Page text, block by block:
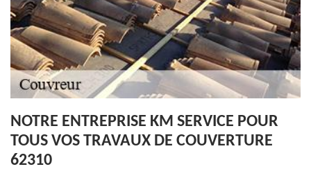
NOTRE ENTREPRISE KM SERVICE POUR
TOUS VOS TRAVAUX DE COUVERTURE
62310